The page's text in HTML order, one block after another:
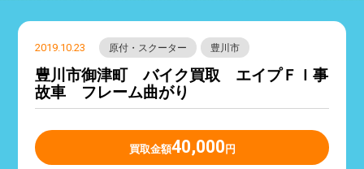
2019.10.23 原付・スクーター 豊川市
豊川市御津町 バイク買取 エイプＦＩ事
故車 フレーム曲がり
買取金額40,000 円